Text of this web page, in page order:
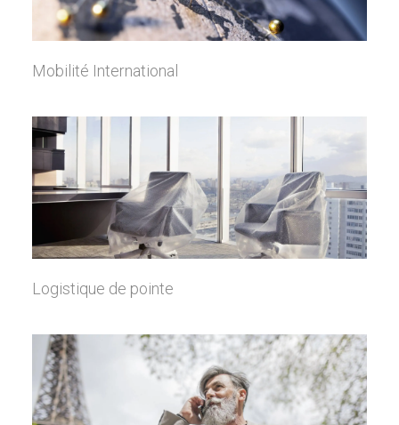
Mobilité International
Logistique de pointe